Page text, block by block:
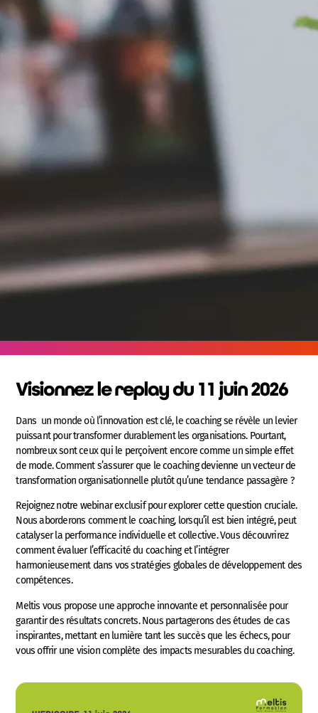
Visionnez le replay du 11 juin 2026
Dans un monde où l’innovation est clé, le coaching se révèle un levier
puissant pour transformer durablement les organisations. Pourtant,
nombreux sont ceux qui le perçoivent encore comme un simple effet
de mode. Comment s’assurer que le coaching devienne un vecteur de
transformation organisationnelle plutôt qu’une tendance passagère ?
Rejoignez notre webinar exclusif pour explorer cette question cruciale.
Nous aborderons comment le coaching, lorsqu’il est bien intégré, peut
catalyser la performance individuelle et collective. Vous découvrirez
comment évaluer l’efficacité du coaching et l’intégrer
harmonieusement dans vos stratégies globales de développement des
compétences.
Meltis vous propose une approche innovante et personnalisée pour
garantir des résultats concrets. Nous partagerons des études de cas
inspirantes, mettant en lumière tant les succès que les échecs, pour
vous offrir une vision complète des impacts mesurables du coaching.